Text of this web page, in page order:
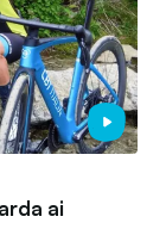
ai